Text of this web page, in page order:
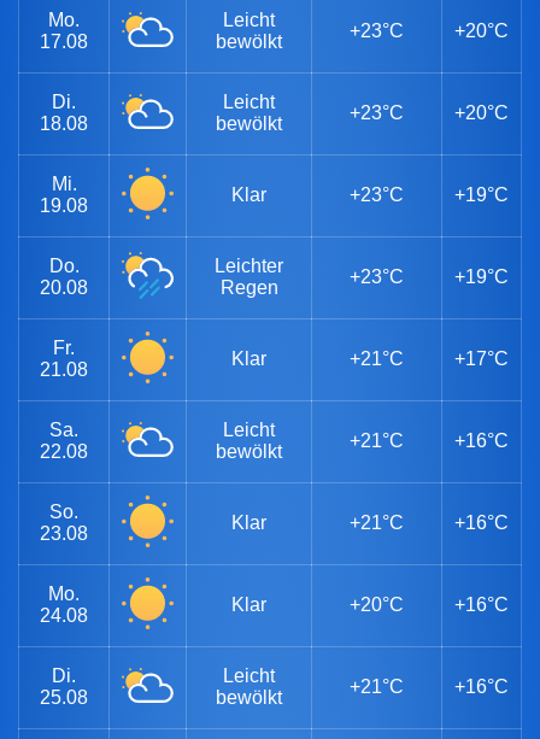
Mo.
17.08
Leicht
bewölkt
+23°C +20°C
Di.
18.08
Leicht
bewölkt
+23°C +20°C
Mi.
19.08
Klar +23°C +19°C
Do.
20.08
Leichter
Regen
+23°C +19°C
Fr.
21.08
Klar +21°C +17°C
Sa.
22.08
Leicht
bewölkt
+21°C +16°C
So.
23.08
Klar +21°C +16°C
Mo.
24.08
Klar +20°C +16°C
Di.
25.08
Leicht
bewölkt
+21°C +16°C